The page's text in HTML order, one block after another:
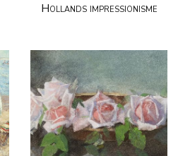
Hollands impressionisme